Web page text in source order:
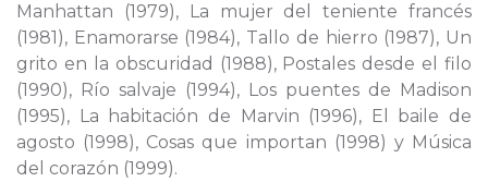
Manhattan (1979), La mujer del teniente francés
(1981), Enamorarse (1984), Tallo de hierro (1987), Un
grito en la obscuridad (1988), Postales desde el filo
(1990), Río salvaje (1994), Los puentes de Madison
(1995), La habitación de Marvin (1996), El baile de
agosto (1998), Cosas que importan (1998) y Música
del corazón (1999).